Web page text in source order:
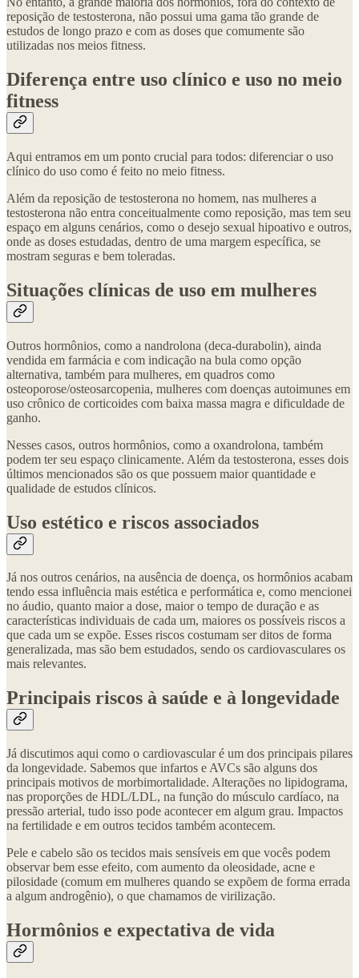
reposição de testosterona, não possui uma gama tão grande de
estudos de longo prazo e com as doses que comumente são
utilizadas nos meios fitness.
Diferença entre uso clínico e uso no meio
fitness
Aqui entramos em um ponto crucial para todos: diferenciar o uso
clínico do uso como é feito no meio fitness.
Além da reposição de testosterona no homem, nas mulheres a
testosterona não entra conceitualmente como reposição, mas tem seu
espaço em alguns cenários, como o desejo sexual hipoativo e outros,
onde as doses estudadas, dentro de uma margem específica, se
mostram seguras e bem toleradas.
Situações clínicas de uso em mulheres
Outros hormônios, como a nandrolona (deca-durabolin), ainda
vendida em farmácia e com indicação na bula como opção
alternativa, também para mulheres, em quadros como
osteoporose/osteosarcopenia, mulheres com doenças autoimunes em
uso crônico de corticoides com baixa massa magra e dificuldade de
ganho.
Nesses casos, outros hormônios, como a oxandrolona, também
podem ter seu espaço clinicamente. Além da testosterona, esses dois
últimos mencionados são os que possuem maior quantidade e
qualidade de estudos clínicos.
Uso estético e riscos associados
Já nos outros cenários, na ausência de doença, os hormônios acabam
tendo essa influência mais estética e performática e, como mencionei
no áudio, quanto maior a dose, maior o tempo de duração e as
características individuais de cada um, maiores os possíveis riscos a
que cada um se expõe. Esses riscos costumam ser ditos de forma
generalizada, mas são bem estudados, sendo os cardiovasculares os
mais relevantes.
Principais riscos à saúde e à longevidade
Já discutimos aqui como o cardiovascular é um dos principais pilares
da longevidade. Sabemos que infartos e AVCs são alguns dos
principais motivos de morbimortalidade. Alterações no lipidograma,
nas proporções de HDL/LDL, na função do músculo cardíaco, na
pressão arterial, tudo isso pode acontecer em algum grau. Impactos
na fertilidade e em outros tecidos também acontecem.
Pele e cabelo são os tecidos mais sensíveis em que vocês podem
observar bem esse efeito, com aumento da oleosidade, acne e
pilosidade (comum em mulheres quando se expõem de forma errada
a algum androgênio), o que chamamos de virilização.
Hormônios e expectativa de vida